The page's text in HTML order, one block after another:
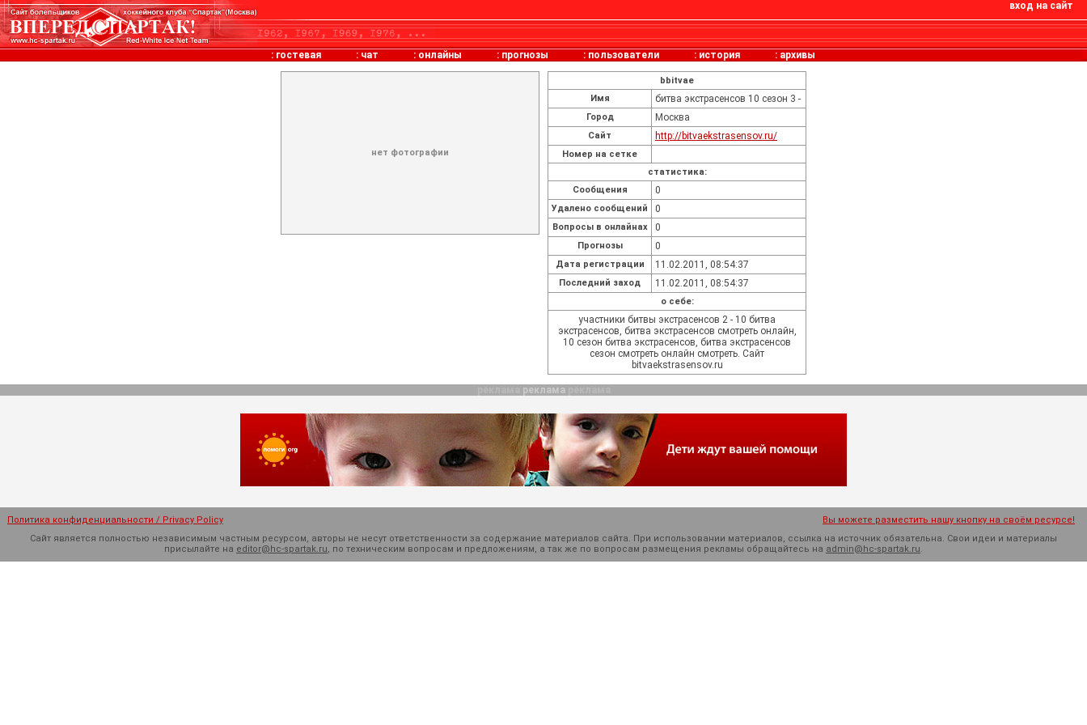
вход на сайт
: гостевая : чат : онлайны : прогнозы : пользователи : история : архивы
нет фотографии
bbitvae
Имя
битва экстрасенсов 10 сезон 3 -
Город Москва
Сайт http://bitvaekstrasensov.ru/
Номер на сетке
статистика:
Cообщения
0
Удалено сообщений 0
Вопросы в онлайнах 0
Прогнозы 0
Дата регистрации 11.02.2011, 08:54:37
Последний заход 11.02.2011, 08:54:37
о себе:
участники битвы экстрасенсов 2 - 10 битва
экстрасенсов, битва экстрасенсов смотреть онлайн,
10 сезон битва экстрасенсов, битва экстрасенсов
сезон смотреть онлайн смотреть. Сайт
bitvaekstrasensov.ru
реклама
Политика конфиденциальности / Privacy Policy
Вы можете разместить нашу кнопку на своём ресурсе!
Сайт является полностью независимым частным ресурсом, авторы не несут ответственности за содержание материалов сайта. При использовании материалов, ссылка на источник обязательна. Cвои идеи и материалы
присылайте на editor@hc-spartak.ru, по техническим вопросам и предложениям, а так же по вопросам размещения рекламы обращайтесь на admin@hc-spartak.ru.